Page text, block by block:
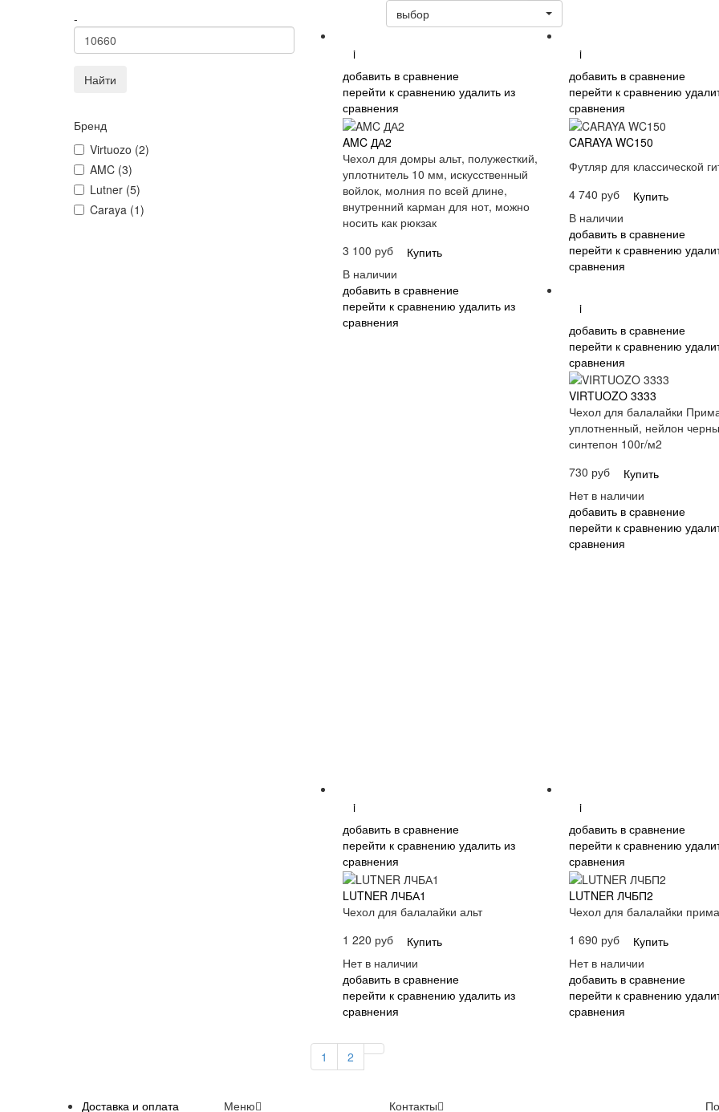
-
Найти
Бренд
Virtuozo (2)
AMC (3)
Lutner (5)
Caraya (1)
выбор
i
добавить в сравнение
перейти к сравнению удалить из
сравнения
AMC ДА2
Чехол для домры альт, полужесткий,
уплотнитель 10 мм, искусственный
войлок, молния по всей длине,
внутренний карман для нот, можно
носить как рюкзак
3 100 руб
Купить
В наличии
добавить в сравнение
перейти к сравнению удалить из
сравнения
i
добавить в сравнение
перейти к сравнению
сравнения
CARAYA WC150
Футляр для классической
4 740 руб
Купить
В наличии
добавить в сравнение
перейти к сравнению
сравнения
i
добавить в сравнение
перейти к сравнению
сравнения
VIRTUOZO 3333
Чехол для балалайки
уплотненный, нейлон
синтепон 100г/м2
730 руб
Купить
Нет в наличии
добавить в сравнение
перейти к сравнению
сравнения
i
добавить в сравнение
перейти к сравнению удалить из
сравнения
LUTNER ЛЧБА1
Чехол для балалайки альт
1 220 руб
Купить
Нет в наличии
добавить в сравнение
перейти к сравнению удалить из
сравнения
i
добавить в сравнение
перейти к сравнению
сравнения
LUTNER ЛЧБП2
Чехол для балалайки прима
1 690 руб
Купить
Нет в наличии
добавить в сравнение
перейти к сравнению
сравнения
1 2
Меню
Доставка и оплата Контакты